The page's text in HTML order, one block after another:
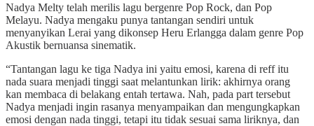
Nadya Melty telah merilis lagu bergenre Pop Rock, dan Pop
Melayu. Nadya mengaku punya tantangan sendiri untuk
menyanyikan Lerai yang dikonsep Heru Erlangga dalam genre Pop
Akustik bernuansa sinematik.
“Tantangan lagu ke tiga Nadya ini yaitu emosi, karena di reff itu
nada suara menjadi tinggi saat melantunkan lirik: akhirnya orang
kan membaca di belakang entah tertawa. Nah, pada part tersebut
Nadya menjadi ingin rasanya menyampaikan dan mengungkapkan
emosi dengan nada tinggi, tetapi itu tidak sesuai sama liriknya, dan